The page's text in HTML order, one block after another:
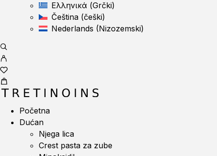
Ελληνικά (Grčki)
Čeština (češki)
Nederlands (Nizozemski)
Početna
Dućan
Njega lica
Crest pasta za zube